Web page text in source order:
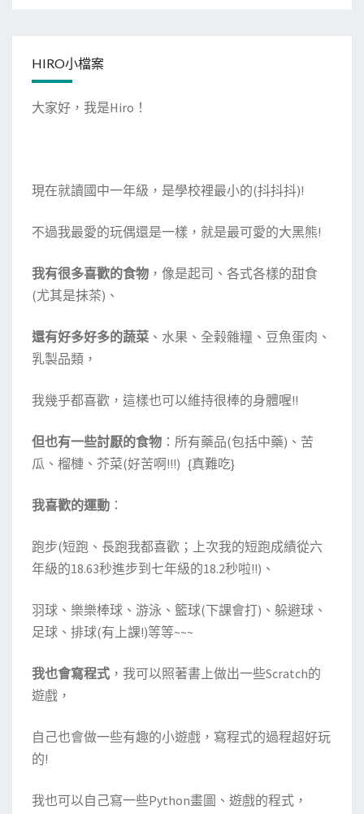
HIRO小檔案
大家好，我是Hiro！
現在就讀國中一年級，是學校裡最小的(抖抖抖)!
不過我最愛的玩偶還是一樣，就是最可愛的大黑熊!
我有很多喜歡的食物 ，像是起司、各式各樣的甜食
(尤其是抹茶)、
還有好多好多的蔬菜 、水果、全榖雜糧、豆魚蛋肉、
乳製品類，
我幾乎都喜歡，這樣也可以維持很棒的身體喔!!
但也有一些討厭的食物 ：所有藥品(包括中藥)、苦
瓜、榴槤、芥菜(好苦啊!!!) {真難吃}
我喜歡的運動 ：
跑步(短跑、長跑我都喜歡；上次我的短跑成績從六
年級的18.63秒進步到七年級的18.2秒啦!!)、
羽球、樂樂棒球、游泳、籃球(下課會打)、躲避球、
足球、排球(有上課!)等等~~~
我也會寫程式 ，我可以照著書上做出一些Scratch的
遊戲，
自己也會做一些有趣的小遊戲，寫程式的過程超好玩
的!
我也可以自己寫一些Python畫圖、遊戲的程式，